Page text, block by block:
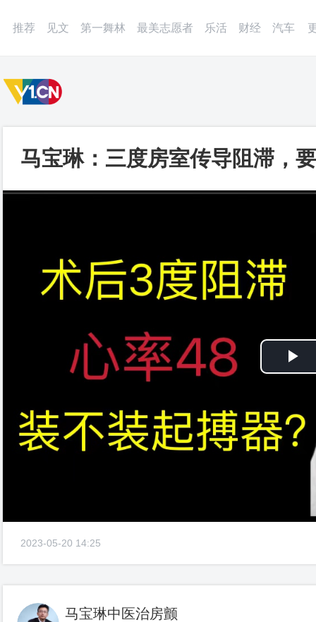
推荐 见文 第一舞林 最美志愿者 乐活 财经 汽车
马宝琳：三度房室传导阻滞，
2023-05-20 14:25
马宝琳中医治房颤